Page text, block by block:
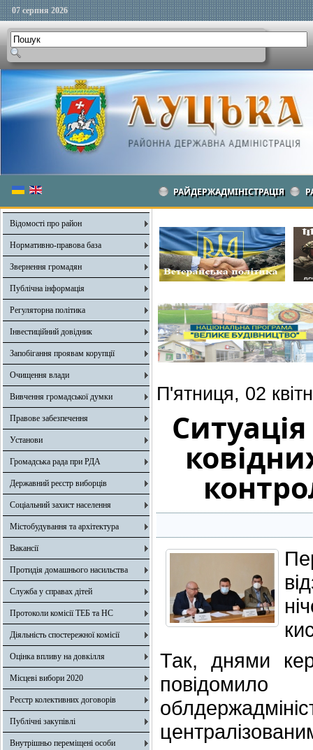
07 серпня 2026
РАЙДЕРЖАДМІНІСТРАЦІЯ
Відомості про район
Нормативно-правова база
Звернення громадян
Публічна інформація
Регуляторна політика
Інвестиційний довідник
Запобігання проявам корупції
Очищення влади
Вивчення громадської думки
Правове забезпечення
Установи
Громадська рада при РДА
Державний реєстр виборців
Соціальний захист населення
Містобудування та архітектура
Вакансії
Протидія домашнього насильства
Служба у справах дітей
Протоколи комісії ТЕБ та НС
Діяльність спостережної комісії
Оцінка впливу на довкілля
Місцеві вибори 2020
Реєстр колективних договорів
Публічні закупівлі
Внутрішньо переміщені особи
П'ятниця, 02
Так, днями